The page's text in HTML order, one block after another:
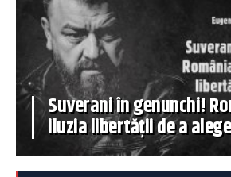
Suverani în genunchi!
iluzia libertății de a alege